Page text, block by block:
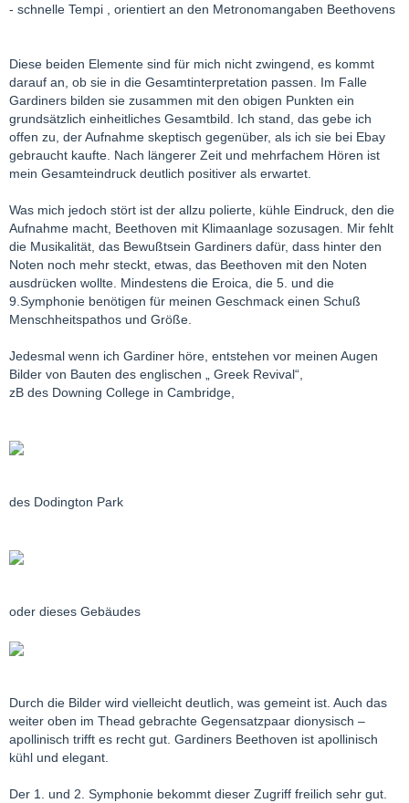
- schnelle Tempi , orientiert an den Metronomangaben Beethovens
Diese beiden Elemente sind für mich nicht zwingend, es kommt
darauf an, ob sie in die Gesamtinterpretation passen. Im Falle
Gardiners bilden sie zusammen mit den obigen Punkten ein
grundsätzlich einheitliches Gesamtbild. Ich stand, das gebe ich
offen zu, der Aufnahme skeptisch gegenüber, als ich sie bei Ebay
gebraucht kaufte. Nach längerer Zeit und mehrfachem Hören ist
mein Gesamteindruck deutlich positiver als erwartet.
Was mich jedoch stört ist der allzu polierte, kühle Eindruck, den die
Aufnahme macht, Beethoven mit Klimaanlage sozusagen. Mir fehlt
die Musikalität, das Bewußtsein Gardiners dafür, dass hinter den
Noten noch mehr steckt, etwas, das Beethoven mit den Noten
ausdrücken wollte. Mindestens die Eroica, die 5. und die
9.Symphonie benötigen für meinen Geschmack einen Schuß
Menschheitspathos und Größe.
Jedesmal wenn ich Gardiner höre, entstehen vor meinen Augen
Bilder von Bauten des englischen „ Greek Revival“,
zB des Downing College in Cambridge,
des Dodington Park
oder dieses Gebäudes
Durch die Bilder wird vielleicht deutlich, was gemeint ist. Auch das
weiter oben im Thead gebrachte Gegensatzpaar dionysisch –
apollinisch trifft es recht gut. Gardiners Beethoven ist apollinisch
kühl und elegant.
Der 1. und 2. Symphonie bekommt dieser Zugriff freilich sehr gut.